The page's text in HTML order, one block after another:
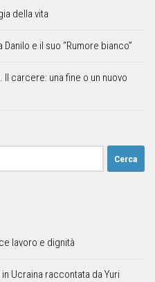
della vita
Danilo e il suo “Rumore bianco”
carcere: una fine o un nuovo
lavoro e dignità
Ucraina raccontata da Yuri